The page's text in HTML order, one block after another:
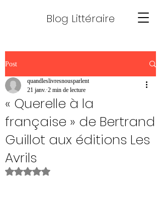
Blog Littéraire
Post
« Querelle à la
française » de Bertrand
Guillot aux éditions Les
Avrils
quandleslivresnousparlent
21 janv. 2 min de lecture
Noté NaN étoiles sur 5.